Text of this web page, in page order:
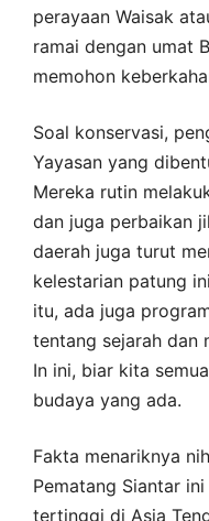
perayaan Waisak
ramai dengan umat
memohon
Soal konservasi,
Yayasan yang
Mereka rutin
dan juga perbaikan
daerah juga turut
kelestarian patung
itu, ada juga
tentang sejarah dan
In ini, biar kita
budaya yang ada.
Fakta menariknya
Pematang Siantar
tertinggi di Asia